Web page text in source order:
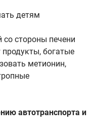
детям
стороны печени
богатые
метионин,
автотранспорта и